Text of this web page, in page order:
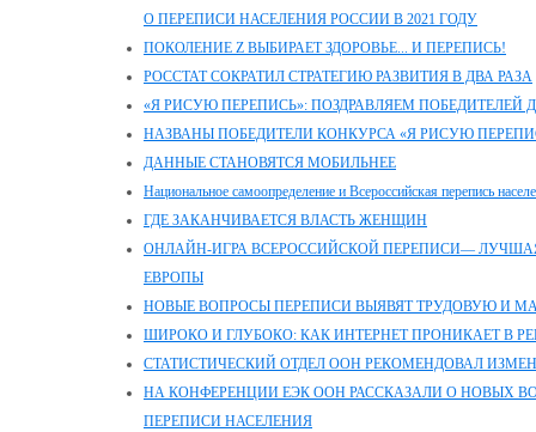
О ПЕРЕПИСИ НАСЕЛЕНИЯ РОССИИ В 2021 ГОДУ
ПОКОЛЕНИЕ Z ВЫБИРАЕТ ЗДОРОВЬЕ... И ПЕРЕПИСЬ!
РОССТАТ СОКРАТИЛ СТРАТЕГИЮ РАЗВИТИЯ В ДВА РАЗА
«Я РИСУЮ ПЕРЕПИСЬ»: ПОЗДРАВЛЯЕМ ПОБЕДИТЕЛЕЙ
НАЗВАНЫ ПОБЕДИТЕЛИ КОНКУРСА «Я РИСУЮ
ДАННЫЕ СТАНОВЯТСЯ МОБИЛЬНЕЕ
Национальное самоопределение и Всероссийская перепись
ГДЕ ЗАКАНЧИВАЕТСЯ ВЛАСТЬ ЖЕНЩИН
ОНЛАЙН-ИГРА ВСЕРОССИЙСКОЙ ПЕРЕПИСИ—
ЕВРОПЫ
НОВЫЕ ВОПРОСЫ ПЕРЕПИСИ ВЫЯВЯТ ТРУДОВУЮ И
ШИРОКО И ГЛУБОКО: КАК ИНТЕРНЕТ ПРОНИКАЕТ В
СТАТИСТИЧЕСКИЙ ОТДЕЛ ООН РЕКОМЕНДОВАЛ
НА КОНФЕРЕНЦИИ ЕЭК ООН РАССКАЗАЛИ О НОВЫХ
ПЕРЕПИСИ НАСЕЛЕНИЯ